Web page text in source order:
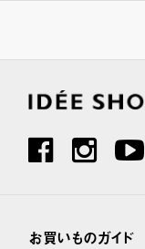
お買いものガイド